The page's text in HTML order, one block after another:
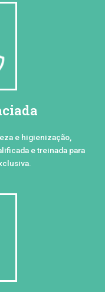
e higienização,
e treinada para